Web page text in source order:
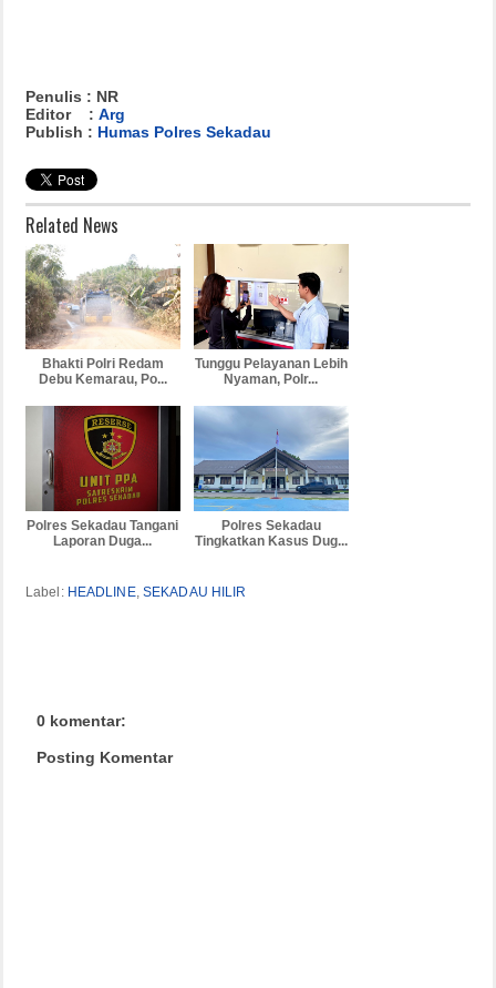
Penulis : NR
Editor : Arg
Publish : Humas Polres Sekadau
Related News
Bhakti Polri Redam
Debu Kemarau, Po...
Tunggu Pelayanan Lebih
Nyaman, Polr...
Polres Sekadau Tangani
Laporan Duga...
Polres Sekadau
Tingkatkan Kasus Dug...
Label: HEADLINE, SEKADAU HILIR
0 komentar:
Posting Komentar